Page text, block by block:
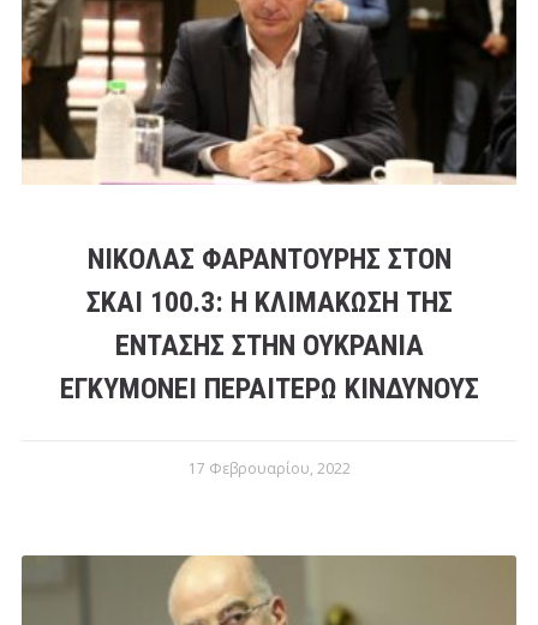
ΝΙΚΌΛΑΣ ΦΑΡΑΝΤΟΎΡΗΣ ΣΤΟΝ
ΣΚΑΙ 100.3: Η ΚΛΙΜΆΚΩΣΗ ΤΗΣ
ΈΝΤΑΣΗΣ ΣΤΗΝ ΟΥΚΡΑΝΊΑ
ΕΓΚΥΜΟΝΕΊ ΠΕΡΑΙΤΈΡΩ ΚΙΝΔΎΝΟΥΣ
17 Φεβρουαρίου, 2022